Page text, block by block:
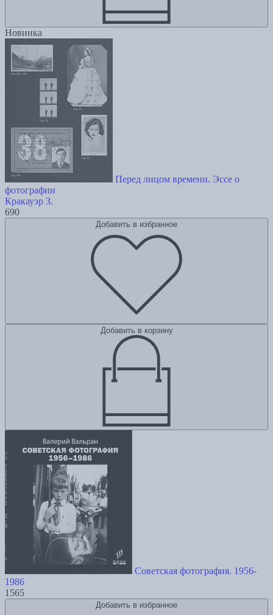
Новинка
Перед лицом времени. Эссе о
фотографии
Кракауэр З.
690
Добавить в избранное
Добавить в корзину
Советская фотография. 1956-
1986
1565
Добавить в избранное